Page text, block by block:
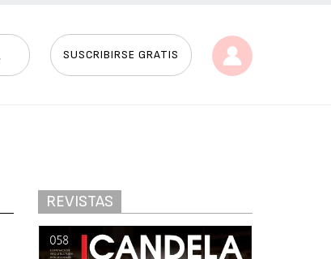
SUSCRIBIRSE GRATIS
REVISTAS